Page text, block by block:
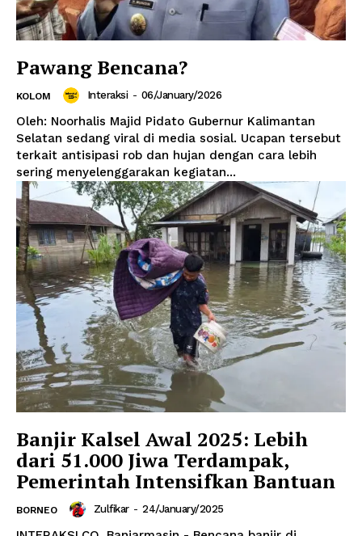
Pawang Bencana?
KOLOM Interaksi - 06/January/2026
Oleh: Noorhalis Majid Pidato Gubernur Kalimantan
Selatan sedang viral di media sosial. Ucapan tersebut
terkait antisipasi rob dan hujan dengan cara lebih
sering menyelenggarakan kegiatan...
Banjir Kalsel Awal 2025: Lebih
dari 51.000 Jiwa Terdampak,
Pemerintah Intensifkan Bantuan
BORNEO Zulfikar - 24/January/2025